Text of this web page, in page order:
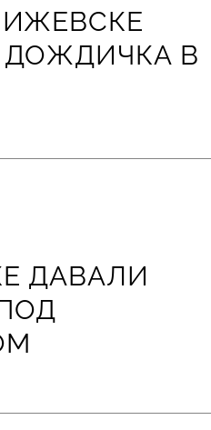
ДОЖДИЧКА В
ДАВАЛИ